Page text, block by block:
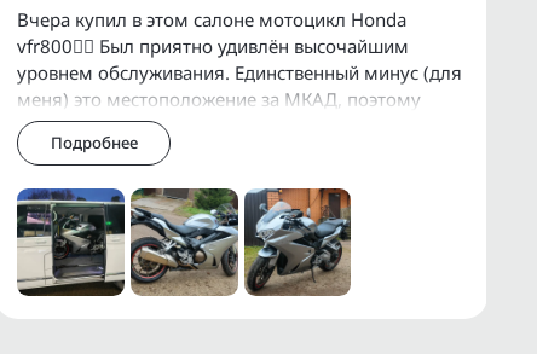
Вчера купил в этом салоне мотоцикл Honda
vfr800👍🏻 Был приятно удивлён высочайшим
уровнем обслуживания. Единственный минус (для
меня) это местоположение за МКАД, поэтому
приехал в Премиум Байк объехав все салоны в
Москве,Подробнее